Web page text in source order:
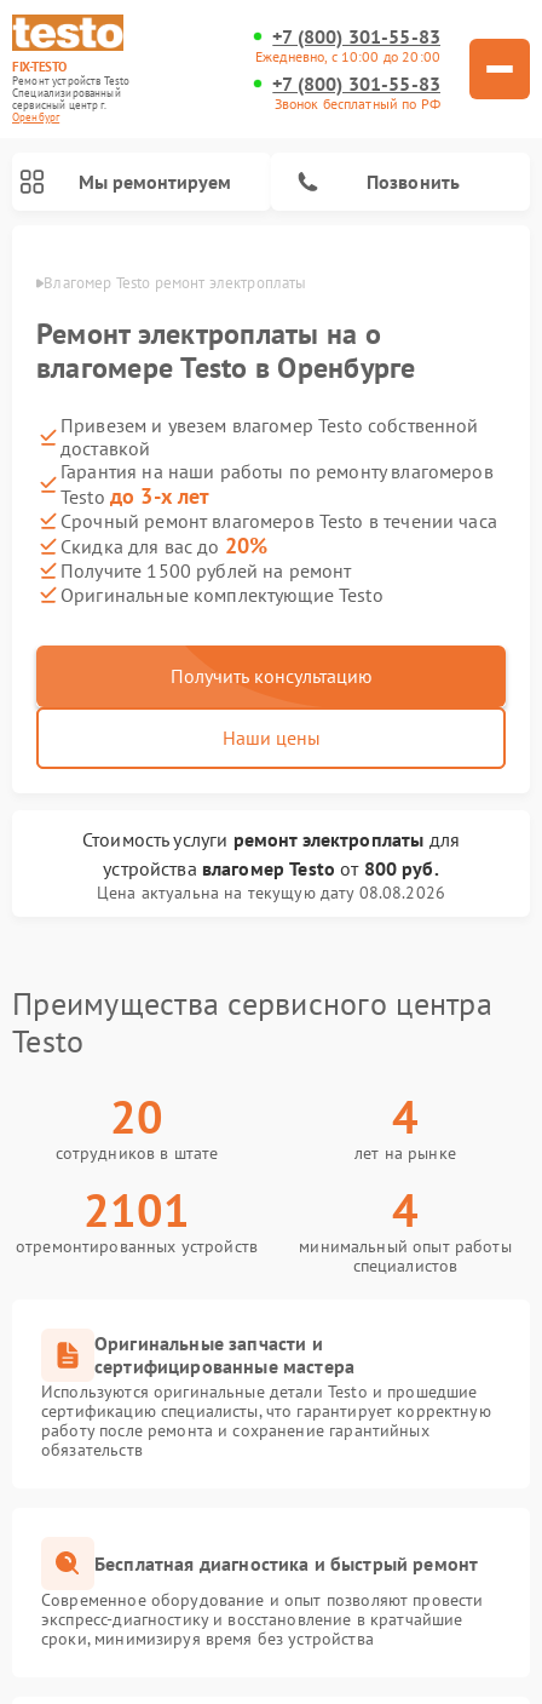
FIX-TESTO
Ремонт устройств Testo
Специализированный
cервисный центр г.
Оренбург
+7 (800) 301-55-83
Ежедневно, с 10:00 до 20:00
+7 (800) 301-55-83
Звонок бесплатный по РФ
Мы ремонтируем Позвонить
Влагомер Testo ремонт электроплаты
Ремонт электроплаты на о
влагомере Testo в Оренбурге
Привезем и увезем влагомер Testo собственной
доставкой
Гарантия на наши работы по ремонту влагомеров
Testo до 3-х лет
Срочный ремонт влагомеров Testo в течении часа
Скидка для вас до 20%
Получите 1500 рублей на ремонт
Оригинальные комплектующие Testo
Получить консультацию
Наши цены
Стоимость услуги ремонт электроплаты для
устройства влагомер Testo от 800 руб.
Цена актуальна на текущую дату 08.08.2026
Преимущества сервисного центра
Testo
20
сотрудников в штате
4
лет на рынке
2101
отремонтированных устройств
4
минимальный опыт работы
специалистов
Оригинальные запчасти и
сертифицированные мастера
Используются оригинальные детали Testo и прошедшие
сертификацию специалисты, что гарантирует корректную
работу после ремонта и сохранение гарантийных
обязательств
Бесплатная диагностика и быстрый ремонт
Современное оборудование и опыт позволяют провести
экспресс-диагностику и восстановление в кратчайшие
сроки, минимизируя время без устройства